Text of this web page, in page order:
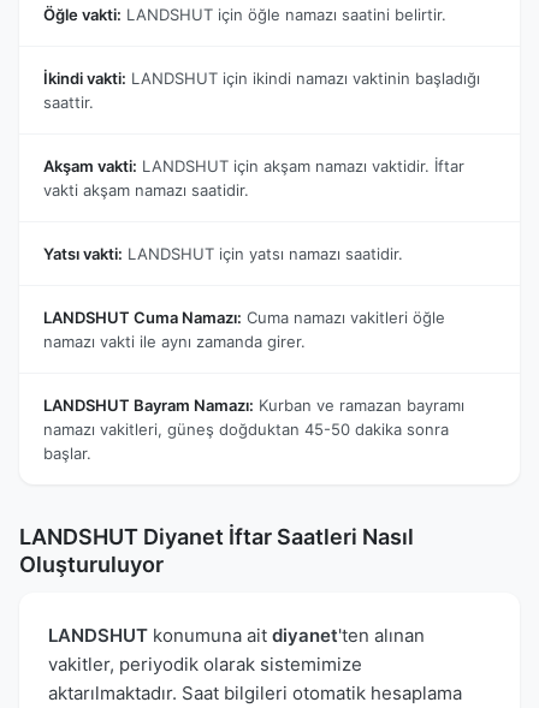
Öğle vakti: LANDSHUT için öğle namazı saatini belirtir.
İkindi vakti: LANDSHUT için ikindi namazı vaktinin başladığı
saattir.
Akşam vakti: LANDSHUT için akşam namazı vaktidir. İftar
vakti akşam namazı saatidir.
Yatsı vakti: LANDSHUT için yatsı namazı saatidir.
LANDSHUT Cuma Namazı: Cuma namazı vakitleri öğle
namazı vakti ile aynı zamanda girer.
LANDSHUT Bayram Namazı: Kurban ve ramazan bayramı
namazı vakitleri, güneş doğduktan 45-50 dakika sonra
başlar.
LANDSHUT Diyanet İftar Saatleri Nasıl
Oluşturuluyor
LANDSHUT konumuna ait diyanet'ten alınan
vakitler, periyodik olarak sistemimize
aktarılmaktadır. Saat bilgileri otomatik hesaplama